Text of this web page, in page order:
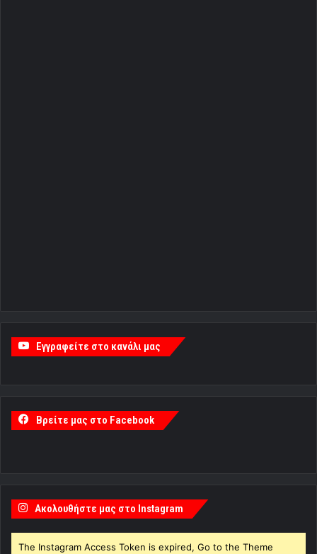
Εγγραφείτε στο κανάλι μας
Βρείτε μας στο Facebook
Ακολουθήστε μας στο Instagram
The Instagram Access Token is expired, Go to the Theme